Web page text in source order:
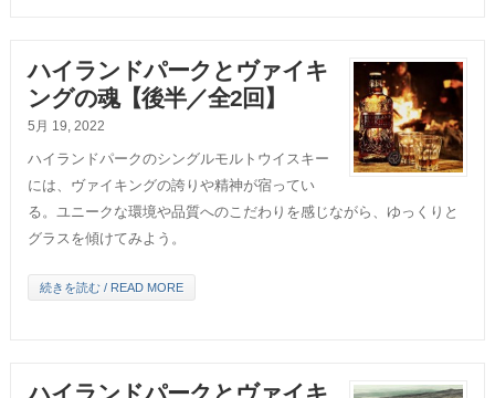
ハイランドパークとヴァイキ
ングの魂【後半／全2回】
5月 19, 2022
ハイランドパークのシングルモルトウイスキー
には、ヴァイキングの誇りや精神が宿ってい
る。ユニークな環境や品質へのこだわりを感じながら、ゆっくりと
グラスを傾けてみよう。
続きを読む / READ MORE